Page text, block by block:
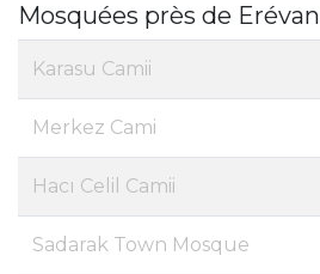
Mosquées près de Erévan
Karasu Camii
Merkez Cami
Hacı Celil Camii
Sadarak Town Mosque